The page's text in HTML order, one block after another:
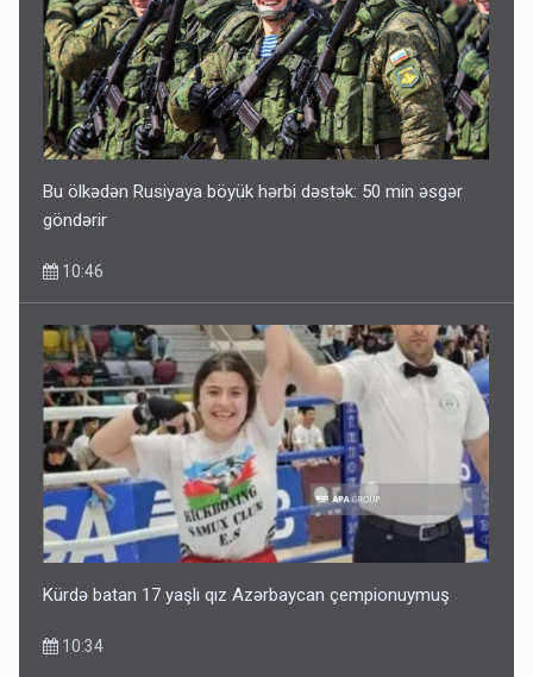
Bu ölkədən Rusiyaya böyük hərbi dəstək: 50 min əsgər
göndərir
10:46
Kürdə batan 17 yaşlı qız Azərbaycan çempionuymuş
10:34